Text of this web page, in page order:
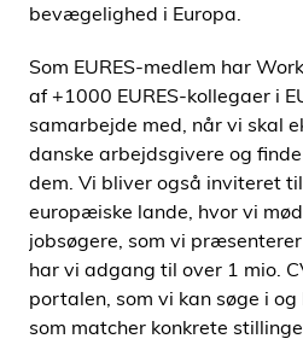
bevægelighed i Europa.
Som EURES-medlem har
af +1000 EURES-kollegaer i
samarbejde med, når vi skal
danske arbejdsgivere og
dem. Vi bliver også inviteret
europæiske lande, hvor vi
jobsøgere, som vi
har vi adgang til over 1 mio.
portalen, som vi kan søge i
som matcher konkrete